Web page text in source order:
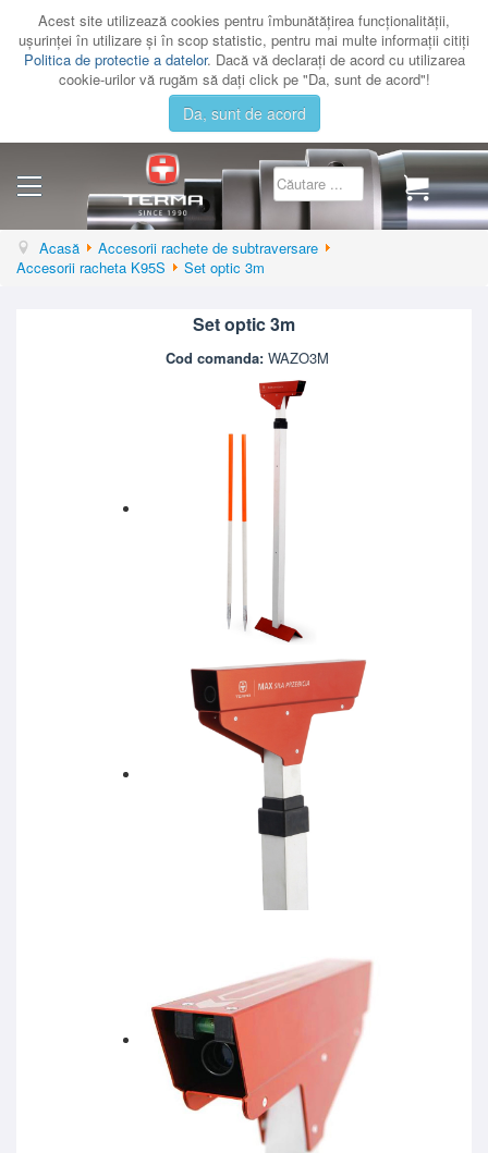
Acest site utilizează cookies pentru îmbunătăţirea funcţionalităţii,
uşurinţei în utilizare şi în scop statistic, pentru mai multe informaţii citiţi
Politica de protectie a datelor. Dacă vă declaraţi de acord cu utilizarea
cookie-urilor vă rugăm să daţi click pe "Da, sunt de acord"!
Da, sunt de acord
CATEGORII
Acasă
Accesorii rachete de subtraversare
Accesorii racheta K95S
Set optic 3m
Set optic 3m
Cod comanda: WAZO3M